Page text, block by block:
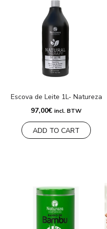
Escova de Leite 1L- Natureza
97,00€ incl. BTW
ADD TO CART